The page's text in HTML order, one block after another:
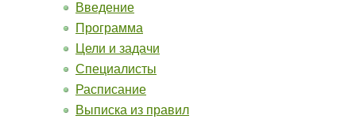
Введение
Программа
Цели и задачи
Специалисты
Расписание
Выписка из правил